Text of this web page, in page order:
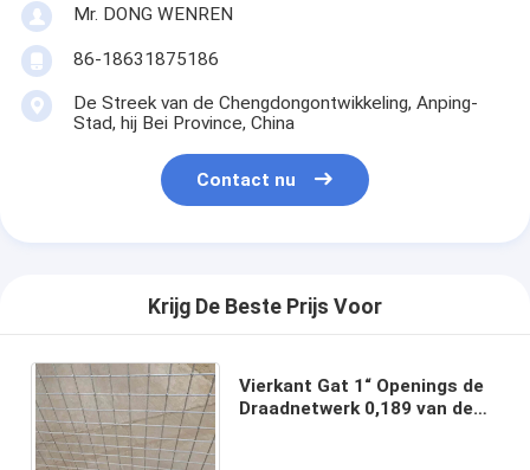
Mr. DONG WENREN
86-18631875186
De Streek van de Chengdongontwikkeling, Anping-
Stad, hij Bei Province, China
Contact nu
Krijg De Beste Prijs Voor
Vierkant Gat 1“ Openings de
Draadnetwerk 0,189 van de